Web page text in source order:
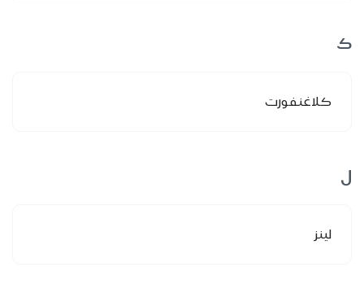
ك
كلاغنفورت
ل
لينز